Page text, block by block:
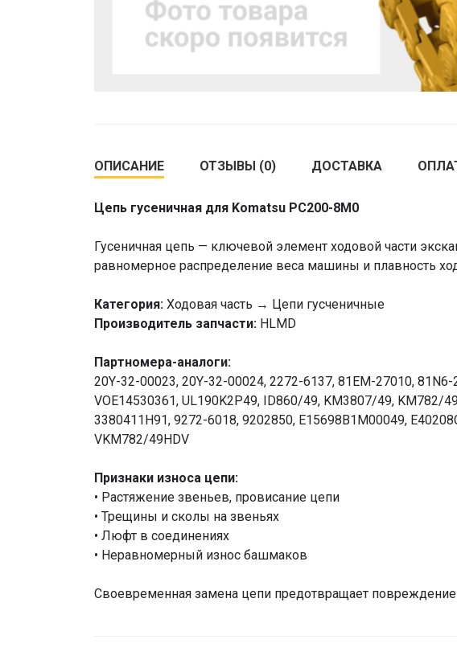
ОПИСАНИЕ ОТЗЫВЫ (0) ДОСТАВКА
Цепь гусеничная для Komatsu PC200-8M0
Гусеничная цепь — ключевой элемент ходовой части
равномерное распределение веса машины и плавность
Категория: Ходовая часть → Цепи гусченичные
Производитель запчасти: HLMD
Партномера-аналоги:
20Y-32-00023, 20Y-32-00024, 2272-6137, 81EM-27010,
VOE14530361, UL190K2P49, ID860/49, KM3807/49, KM782/
3380411H91, 9272-6018, 9202850, E15698B1M00049,
VKM782/49HDV
Признаки износа цепи:
• Растяжение звеньев, провисание цепи
• Трещины и сколы на звеньях
• Люфт в соединениях
• Неравномерный износ башмаков
Своевременная замена цепи предотвращает